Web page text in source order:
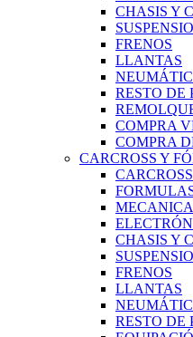
CHASIS Y
FRENOS
LLANTAS
RESTO DE
COMPRA
COMPRA
CARCROSS Y
CARCROSS
MECANICA
CHASIS Y
FRENOS
LLANTAS
RESTO DE